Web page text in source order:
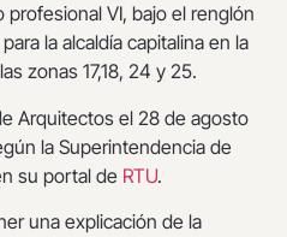
VI, bajo el renglón
la alcaldía capitalina en la
zonas 17,18, 24 y 25.
Arquitectos el 28 de agosto
la Superintendencia de
su portal de RTU.
una explicación de la